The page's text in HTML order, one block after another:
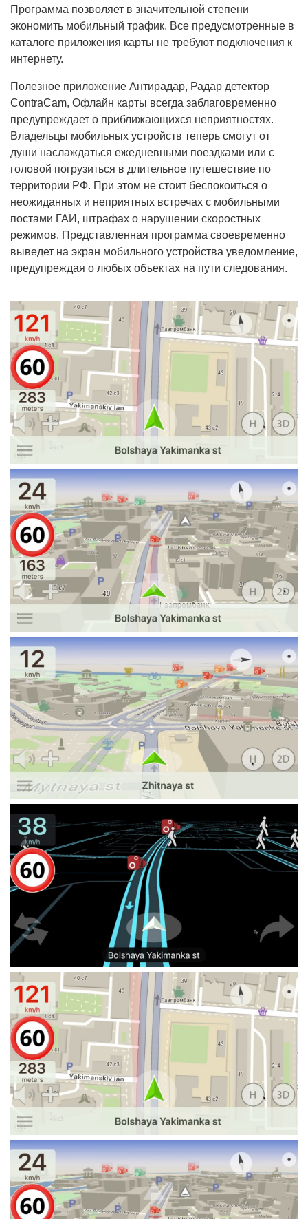
Программа позволяет в значительной степени
экономить мобильный трафик. Все предусмотренные в
каталоге приложения карты не требуют подключения к
интернету.
Полезное приложение Антирадар, Радар детектор
ContraCam, Офлайн карты всегда заблаговременно
предупреждает о приближающихся неприятностях.
Владельцы мобильных устройств теперь смогут от
души наслаждаться ежедневными поездками или с
головой погрузиться в длительное путешествие по
территории РФ. При этом не стоит беспокоиться о
неожиданных и неприятных встречах с мобильными
постами ГАИ, штрафах о нарушении скоростных
режимов. Представленная программа своевременно
выведет на экран мобильного устройства уведомление,
предупреждая о любых объектах на пути следования.